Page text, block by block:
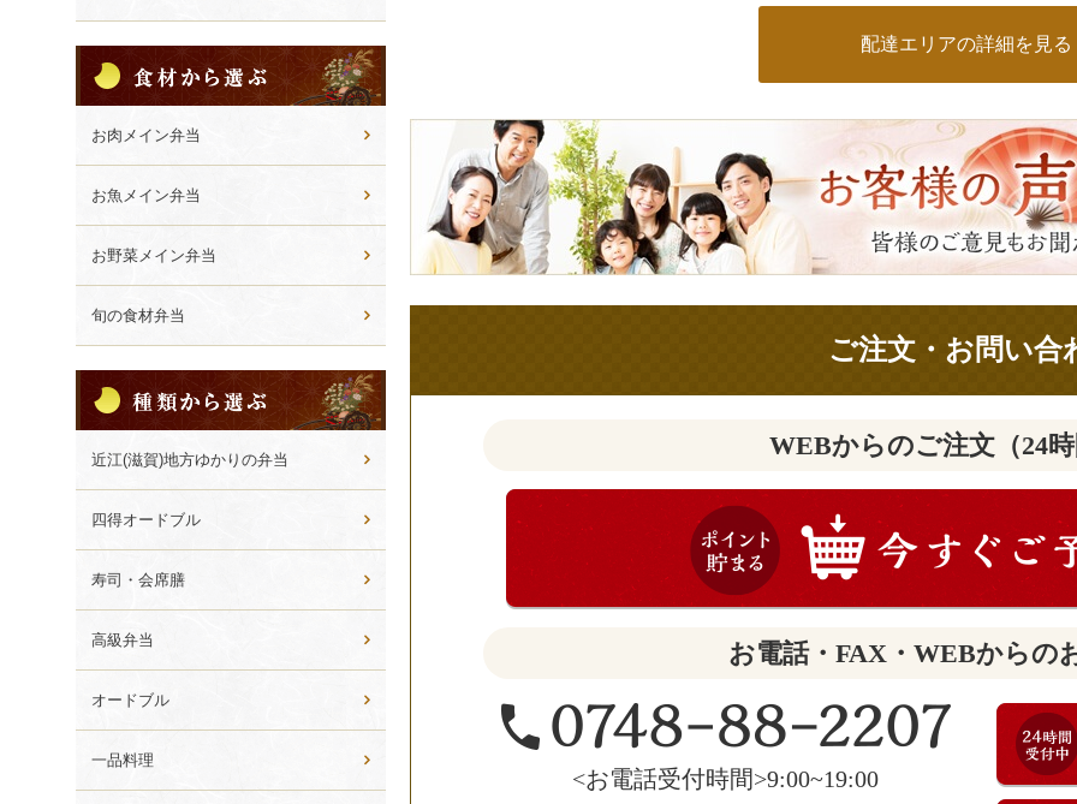
配達エリアの詳細を見る
ご
意
見
も
か
ご注文・お問い合
WEBからのご注文（24
お電話・FAX・WEBからの
<お電話受付時間>9:00~19:00
材
か
ら
選
ぶ
お肉メイン弁当
お魚メイン弁当
お野菜メイン弁当
旬の食材弁当
類
か
ら
選
ぶ
近江(滋賀)地方ゆかりの弁当
四得オードブル
寿司・会席膳
高級弁当
オードブル
一品料理